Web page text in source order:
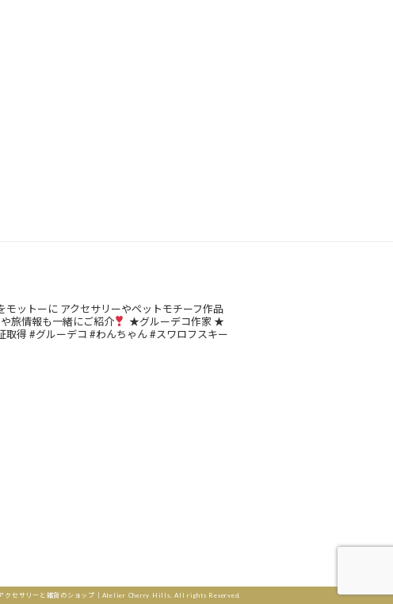
モットーに アクセサリーやペットモチーフ作品
旅情報も一緒にご紹介 ★グルーデコ作家 ★
取得 #グルーデコ #わんちゃん#スワロフスキー
Instagram でフォロー
クセサリーと雑貨のショップ｜Atelier Cherry Hills. All rights Reserved.